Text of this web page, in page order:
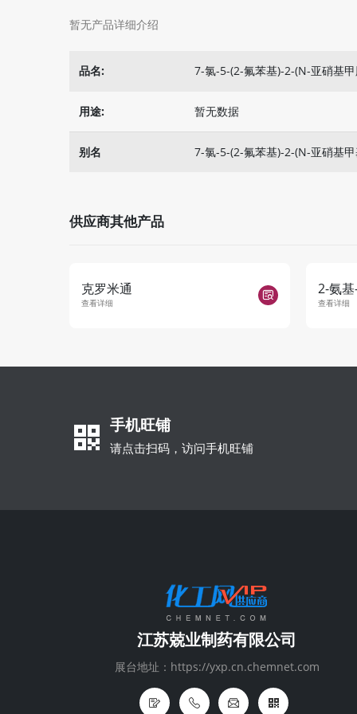
暂无产品详细介绍
品名: 7-氯-5-(2-氟苯基)-2-(N-亚硝基
用途: 暂无数据
别名 7-氯-5-(2-氟苯基)-2-(N-亚硝基
供应商其他产品
克罗米通
查看详细
2-氨
查看详细
手机旺铺
请点击扫码，访问手机旺铺
江苏兢业制药有限公司
展台地址：https://yxp.cn.chemnet.com